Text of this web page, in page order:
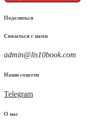
Поделиться
Связаться с нами
admin@lis10book.com
Наши соцсети
Telegram
О нас